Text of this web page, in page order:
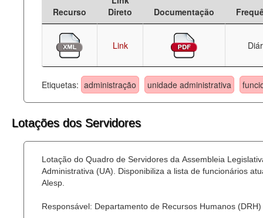
Recurso
Direto
Documentação
Link
Etiquetas: administração unidade administrativa
Lotações dos Servidores
Lotação do Quadro de Servidores da Assembleia
Administrativa (UA). Disponibiliza a lista de funcionários
Alesp.
Responsável: Departamento de Recursos Humanos (DRH)